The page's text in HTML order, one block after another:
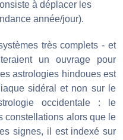
à déplacer les
année/jour).
très complets - et
un ouvrage pour
astrologies hindoues est
sidéral et non sur le
occidentale : le
constellations alors que le
signes, il est indexé sur